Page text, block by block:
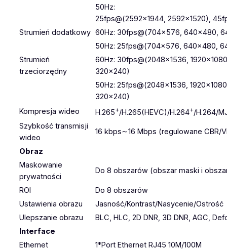
50Hz:
25fps@(2592×1944, 2592×1520),
Strumień dodatkowy 60Hz: 30fps@(704×576, 640×480,
50Hz: 25fps@(704×576, 640×480,
Strumień
trzeciorzędny
60Hz: 30fps@(2048×1536,
320×240)
50Hz: 25fps@(2048×1536,
320×240)
Kompresja wideo
H.265+/H.265(HEVC)/H.264+/H.264/
Szybkość transmisji
wideo
16 kbps∼16 Mbps (regulowane CBR/
Obraz
Maskowanie
prywatności
Do 8 obszarów (obszar maski i
ROI
Do 8 obszarów
Ustawienia obrazu
Jasność/Kontrast/Nasycenie/Ostrość
Ulepszanie obrazu
BLC, HLC, 2D DNR, 3D DNR, AGC,
Interface
Ethernet
1*Port Ethernet RJ45 10M/100M